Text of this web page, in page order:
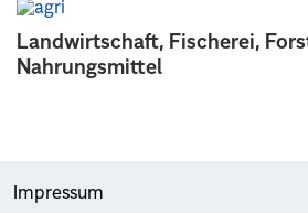
Landwirtschaft, Fischerei,
Nahrungsmittel
Impressum